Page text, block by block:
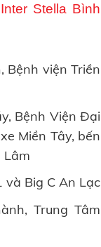
Inter Stella Bình
Bệnh viện Triền
Bệnh Viện Đại
Miền Tây, bến
Lâm
Big C An Lạc
Trung Tâm